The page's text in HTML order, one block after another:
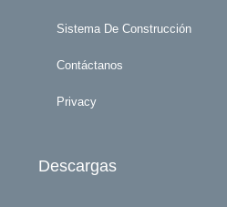
Sistema De Construcción
Contáctanos
Privacy
Descargas